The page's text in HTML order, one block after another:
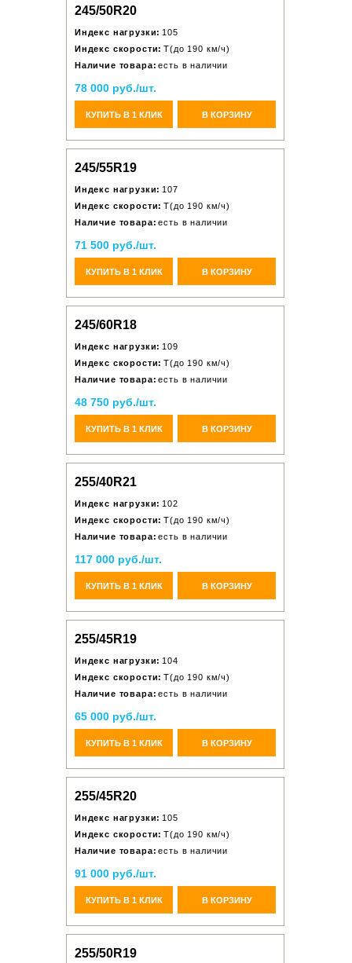
245/50R20
Индекс нагрузки: 105
Индекс скорости: T(до 190 км/ч)
Наличие товара: есть в наличии
78 000 руб./шт.
КУПИТЬ В 1 КЛИК В КОРЗИНУ
245/55R19
Индекс нагрузки: 107
Индекс скорости: T(до 190 км/ч)
Наличие товара: есть в наличии
71 500 руб./шт.
КУПИТЬ В 1 КЛИК В КОРЗИНУ
245/60R18
Индекс нагрузки: 109
Индекс скорости: T(до 190 км/ч)
Наличие товара: есть в наличии
48 750 руб./шт.
КУПИТЬ В 1 КЛИК В КОРЗИНУ
255/40R21
Индекс нагрузки: 102
Индекс скорости: T(до 190 км/ч)
Наличие товара: есть в наличии
117 000 руб./шт.
КУПИТЬ В 1 КЛИК В КОРЗИНУ
255/45R19
Индекс нагрузки: 104
Индекс скорости: T(до 190 км/ч)
Наличие товара: есть в наличии
65 000 руб./шт.
КУПИТЬ В 1 КЛИК В КОРЗИНУ
255/45R20
Индекс нагрузки: 105
Индекс скорости: T(до 190 км/ч)
Наличие товара: есть в наличии
91 000 руб./шт.
КУПИТЬ В 1 КЛИК В КОРЗИНУ
255/50R19